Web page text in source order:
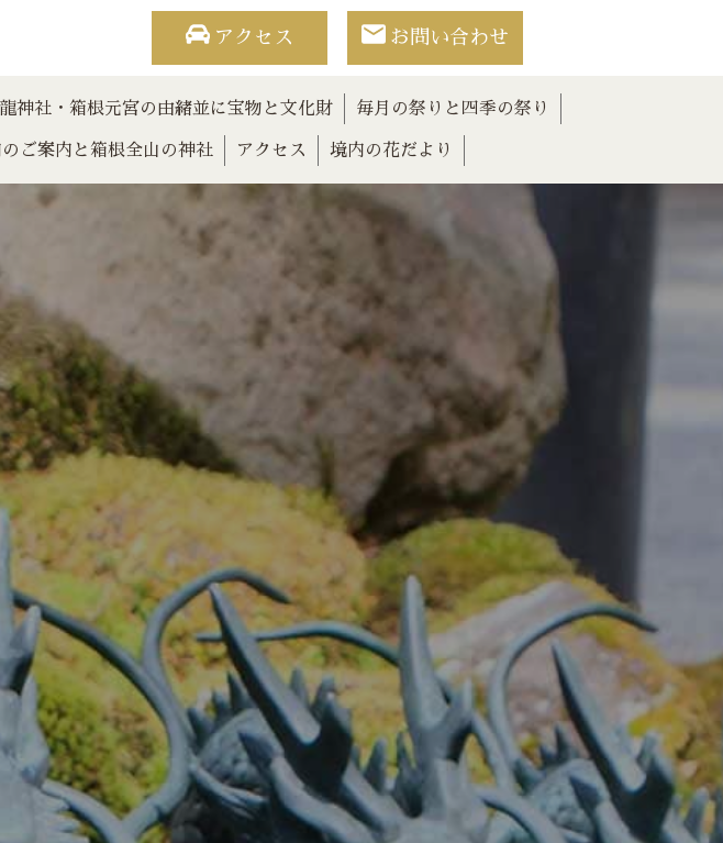
アクセス お問い合わせ
神社・箱根元宮の由緒並に宝物と文化財 毎月の祭りと四季の祭り
ご案内と箱根全山の神社 アクセス 境内の花だより